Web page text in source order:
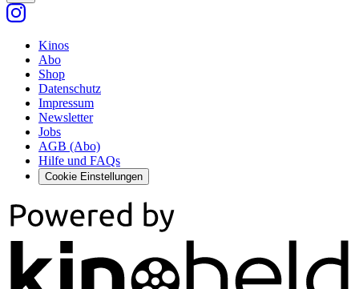
Kinos
Abo
Shop
Datenschutz
Impressum
Newsletter
Jobs
AGB (Abo)
Hilfe und FAQs
Cookie Einstellungen